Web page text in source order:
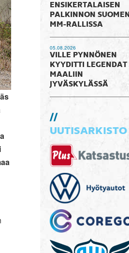
ENSIKERTALAISEN
PALKINNON SUOMEN
MM-RALLISSA
05.08.2026
VILLE PYNNÖNEN
KYYDITTI LEGENDAT
MAALIIN
JYVÄSKYLÄSSÄ
UUTISARKISTO